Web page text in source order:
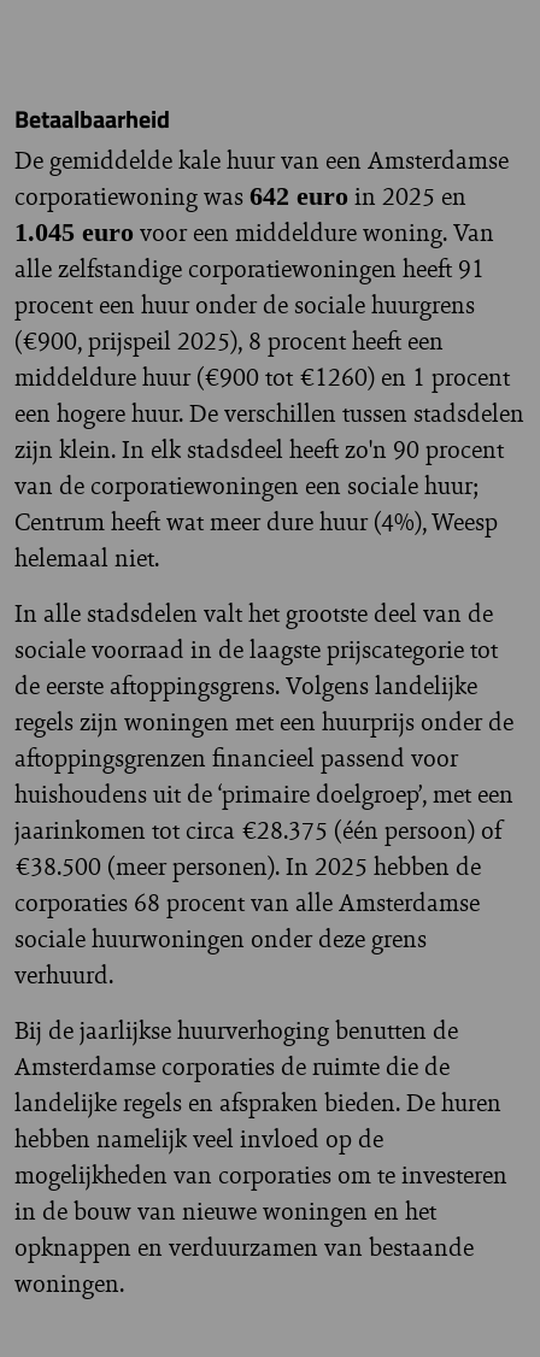
Betaalbaarheid
De gemiddelde kale huur van een Amsterdamse
corporatiewoning was 642 euro in 2025 en
1.045 euro voor een middeldure woning. Van
alle zelfstandige corporatiewoningen heeft 91
procent een huur onder de sociale huurgrens
(€900, prijspeil 2025), 8 procent heeft een
middeldure huur (€900 tot €1260) en 1 procent
een hogere huur. De verschillen tussen stadsdelen
zijn klein. In elk stadsdeel heeft zo'n 90 procent
van de corporatiewoningen een sociale huur;
Centrum heeft wat meer dure huur (4%), Weesp
helemaal niet.
In alle stadsdelen valt het grootste deel van de
sociale voorraad in de laagste prijscategorie tot
de eerste aftoppingsgrens. Volgens landelijke
regels zijn woningen met een huurprijs onder de
aftoppingsgrenzen financieel passend voor
huishoudens uit de ‘primaire doelgroep’, met een
jaarinkomen tot circa €28.375 (één persoon) of
€38.500 (meer personen). In 2025 hebben de
corporaties 68 procent van alle Amsterdamse
sociale huurwoningen onder deze grens
verhuurd.
Bij de jaarlijkse huurverhoging benutten de
Amsterdamse corporaties de ruimte die de
landelijke regels en afspraken bieden. De huren
hebben namelijk veel invloed op de
mogelijkheden van corporaties om te investeren
in de bouw van nieuwe woningen en het
opknappen en verduurzamen van bestaande
woningen.